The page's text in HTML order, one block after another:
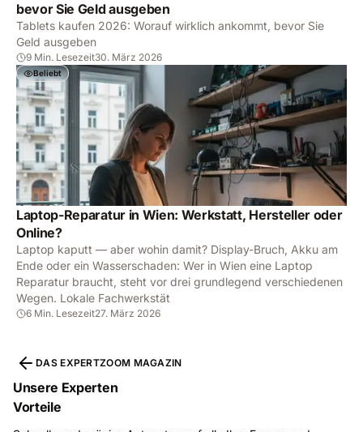
bevor Sie Geld ausgeben
Tablets kaufen 2026: Worauf wirklich ankommt, bevor Sie
Geld ausgeben
9 Min. Lesezeit30. März 2026
Beliebt
Laptop-Reparatur in Wien: Werkstatt, Hersteller oder
Online?
Laptop kaputt — aber wohin damit? Display-Bruch, Akku am
Ende oder ein Wasserschaden: Wer in Wien eine Laptop
Reparatur braucht, steht vor drei grundlegend verschiedenen
Wegen. Lokale Fachwerkstät
6 Min. Lesezeit27. März 2026
DAS EXPERTZOOM MAGAZIN
Unsere Experten
Vorteile